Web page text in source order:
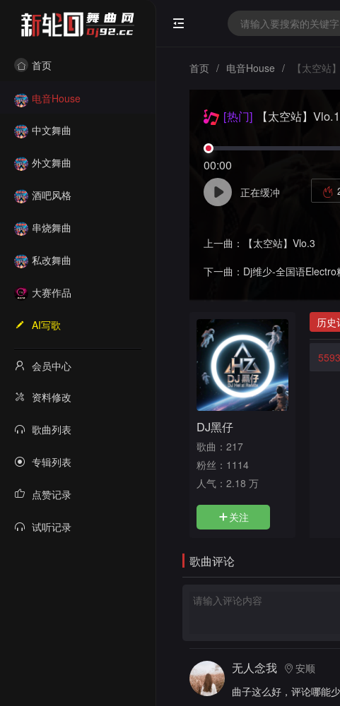
首页
电音House
中文舞曲
外文舞曲
酒吧风格
串烧舞曲
私改舞曲
大赛作品
AI写歌
会员中心
资料修改
歌曲列表
专辑列表
点赞记录
试听记录
首页 / 电音House / 【太空站
[热门] 【太空站】Vlo.1
00:00
正在缓冲
上一曲：
【太空站】Vlo.3
下一曲： Dj维少-全国语Electro精选大头
DJ黑仔
歌曲：217
粉丝：1114
人气： 2.18 万
关注
历史
歌曲评论
无人念我
安顺
曲子这么好，评论哪能少